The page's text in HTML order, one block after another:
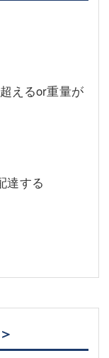
えるor重量が
達する